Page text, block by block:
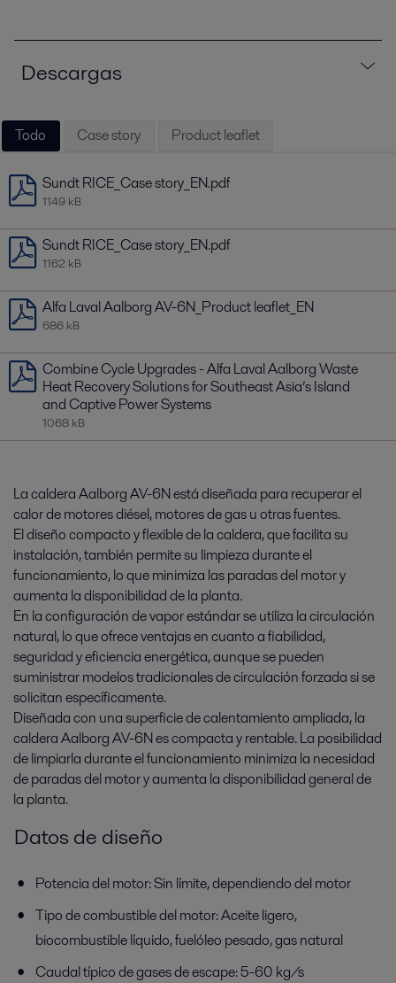
Descargas
Todo Case story Product leaflet
Sundt RICE_Case story_EN.pdf
1149 kB
Sundt RICE_Case story_EN.pdf
1162 kB
Alfa Laval Aalborg AV-6N_Product leaflet_EN
686 kB
Combine Cycle Upgrades - Alfa Laval Aalborg Waste
Heat Recovery Solutions for Southeast Asia’s Island
and Captive Power Systems
1068 kB
La caldera Aalborg AV-6N está diseñada para recuperar el
calor de motores diésel, motores de gas u otras fuentes.
El diseño compacto y flexible de la caldera, que facilita su
instalación, también permite su limpieza durante el
funcionamiento, lo que minimiza las paradas del motor y
aumenta la disponibilidad de la planta.
En la configuración de vapor estándar se utiliza la circulación
natural, lo que ofrece ventajas en cuanto a fiabilidad,
seguridad y eficiencia energética, aunque se pueden
suministrar modelos tradicionales de circulación forzada si se
solicitan específicamente.
Diseñada con una superficie de calentamiento ampliada, la
caldera Aalborg AV-6N es compacta y rentable. La posibilidad
de limpiarla durante el funcionamiento minimiza la necesidad
de paradas del motor y aumenta la disponibilidad general de
la planta.
Datos de diseño
Potencia del motor: Sin límite, dependiendo del motor
Tipo de combustible del motor: Aceite ligero,
biocombustible líquido, fuelóleo pesado, gas natural
Caudal típico de gases de escape: 5-60 kg/s